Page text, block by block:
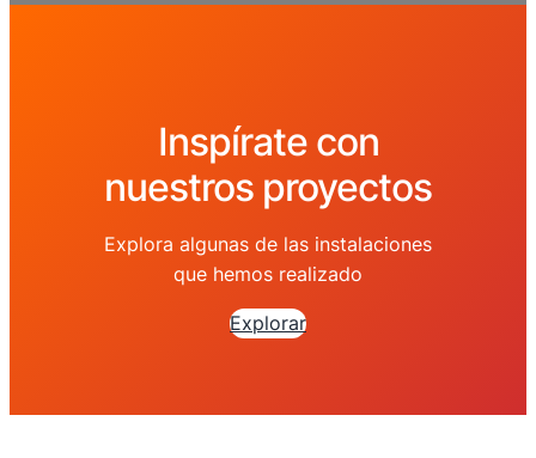
Inspírate con
nuestros proyectos
Explora algunas de las instalaciones
que hemos realizado
Explorar